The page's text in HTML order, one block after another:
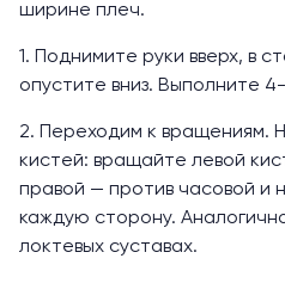
ширине плеч.
1. Поднимите руки вверх, в
опустите вниз. Выполните
2. Переходим к вращениям.
кистей: вращайте левой
правой — против часовой и
каждую сторону.
локтевых суставах.